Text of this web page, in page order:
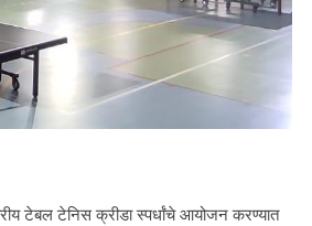
टेबल टेनिस क्रीडा स्पर्धांचे आयोजन करण्यात